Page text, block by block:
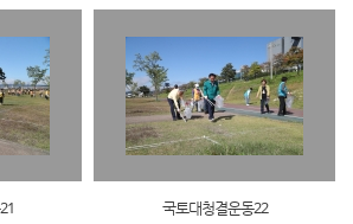
국토대청결운동22